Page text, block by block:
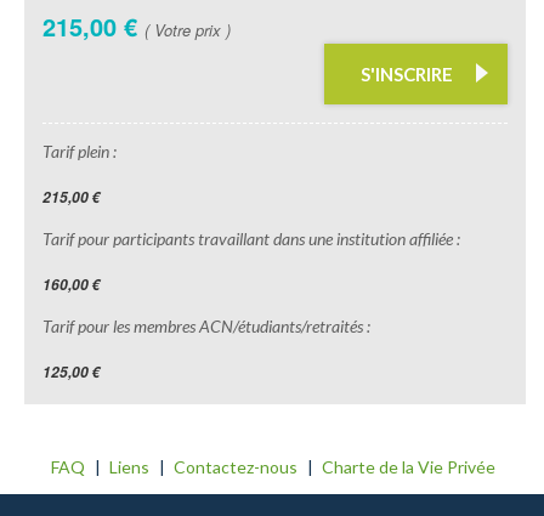
215,00 € ( Votre prix )
S'INSCRIRE
Tarif plein :
215,00 €
Tarif pour participants travaillant dans une institution affiliée :
160,00 €
Tarif pour les membres ACN/étudiants/retraités :
125,00 €
FAQ Liens Contactez-nous Charte de la Vie Privée